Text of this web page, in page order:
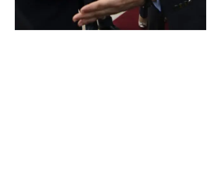
ROSE VALLAND, HEROÏNE DE LA RESISTANCE